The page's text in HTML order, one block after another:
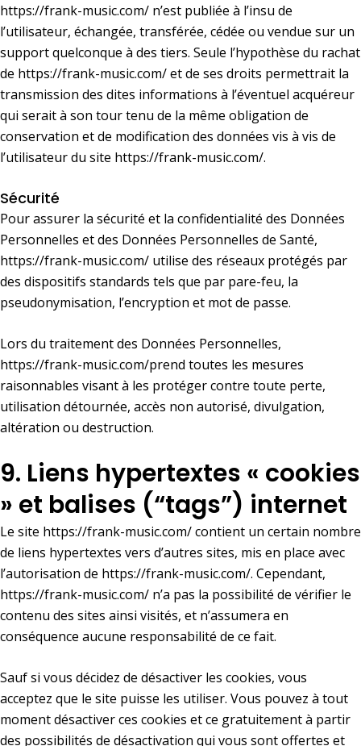
https://frank-music.com/ n’est publiée à l’insu de
l’utilisateur, échangée, transférée, cédée ou vendue sur un
support quelconque à des tiers. Seule l’hypothèse du rachat
de https://frank-music.com/et de ses droits permettrait la
transmission des dites informations à l’éventuel acquéreur
qui serait à son tour tenu de la même obligation de
conservation et de modification des données vis à vis de
l’utilisateur du site https://frank-music.com/.
Sécurité
Pour assurer la sécurité et la confidentialité des Données
Personnelles et des Données Personnelles de Santé,
https://frank-music.com/ utilise des réseaux protégés par
des dispositifs standards tels que par pare-feu, la
pseudonymisation, l’encryption et mot de passe.
Lors du traitement des Données Personnelles,
https://frank-music.com/prend toutes les mesures
raisonnables visant à les protéger contre toute perte,
utilisation détournée, accès non autorisé, divulgation,
altération ou destruction.
9. Liens hypertextes « cookies
» et balises (“tags”) internet
Le site https://frank-music.com/contient un certain nombre
de liens hypertextes vers d’autres sites, mis en place avec
l’autorisation de https://frank-music.com/. Cependant,
https://frank-music.com/ n’a pas la possibilité de vérifier le
contenu des sites ainsi visités, et n’assumera en
conséquence aucune responsabilité de ce fait.
Sauf si vous décidez de désactiver les cookies, vous
acceptez que le site puisse les utiliser. Vous pouvez à tout
moment désactiver ces cookies et ce gratuitement à partir
des possibilités de désactivation qui vous sont offertes et